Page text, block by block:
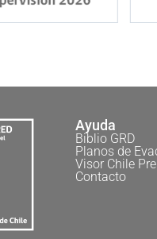
Ayuda
Biblio GRD
Planos de
Visor Chile
Contacto